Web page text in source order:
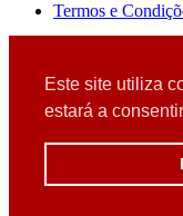
Este site utiliza
estará a
Termos e
Detectamos que está a
Por favor, atualize o
para garantir uma